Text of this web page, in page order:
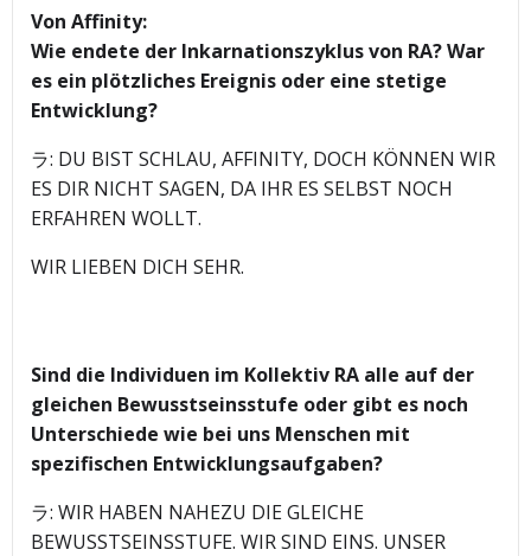
Von Affinity:
Wie endete der Inkarnationszyklus von RA? War
es ein plötzliches Ereignis oder eine stetige
Entwicklung?
ラ: DU BIST SCHLAU, AFFINITY, DOCH KÖNNEN WIR
ES DIR NICHT SAGEN, DA IHR ES SELBST NOCH
ERFAHREN WOLLT.
WIR LIEBEN DICH SEHR.
Sind die Individuen im Kollektiv RA alle auf der
gleichen Bewusstseinsstufe oder gibt es noch
Unterschiede wie bei uns Menschen mit
spezifischen Entwicklungsaufgaben?
ラ: WIR HABEN NAHEZU DIE GLEICHE
BEWUSSTSEINSSTUFE. WIR SIND EINS. UNSER